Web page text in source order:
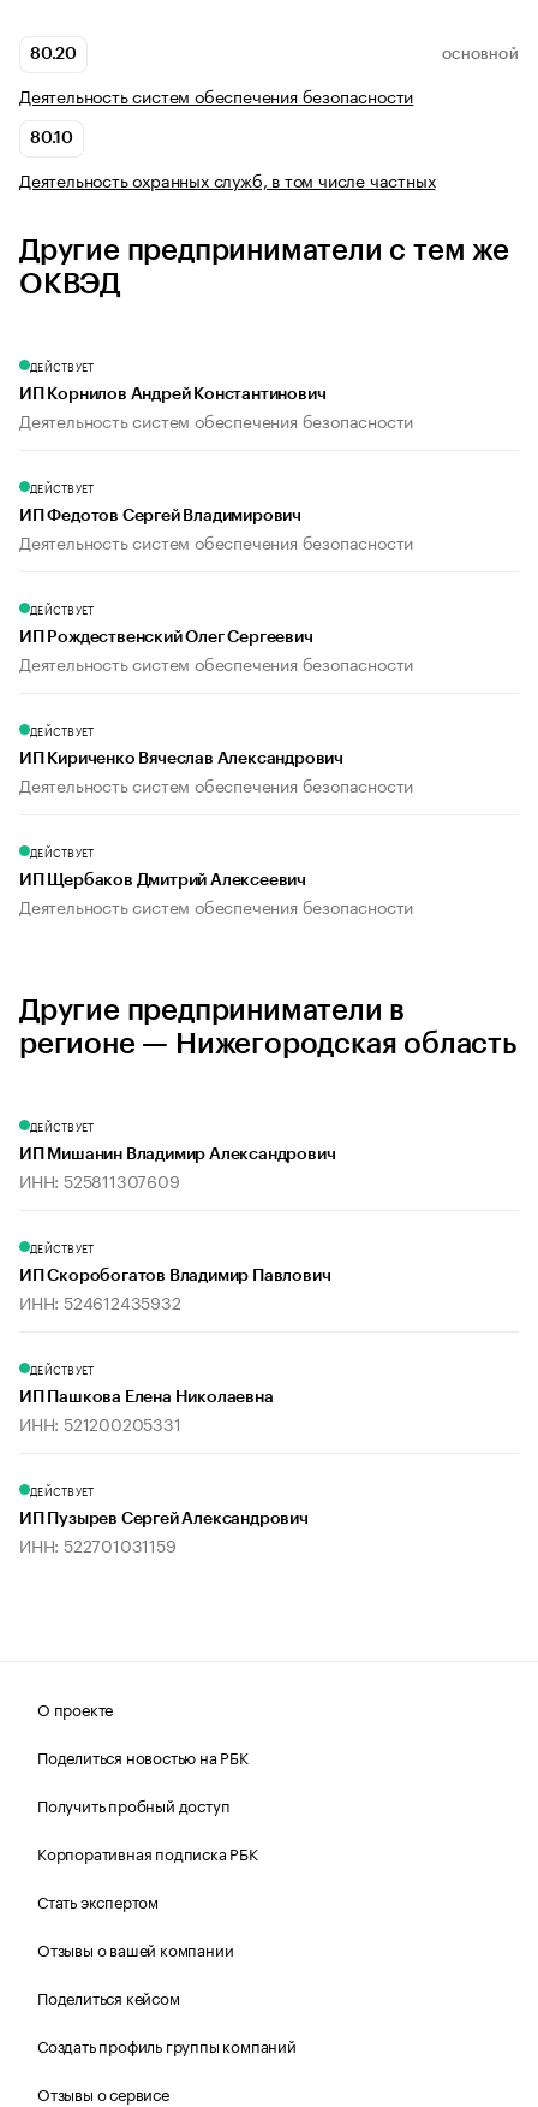
80.20 ОСНОВНОЙ
Деятельность систем обеспечения безопасности
80.10
Деятельность охранных служб, в том числе частных
Другие предприниматели с тем же
ОКВЭД
ДЕЙСТВУЕТ
ИП Корнилов Андрей Константинович
Деятельность систем обеспечения безопасности
ДЕЙСТВУЕТ
ИП Федотов Сергей Владимирович
Деятельность систем обеспечения безопасности
ДЕЙСТВУЕТ
ИП Рождественский Олег Сергеевич
Деятельность систем обеспечения безопасности
ДЕЙСТВУЕТ
ИП Кириченко Вячеслав Александрович
Деятельность систем обеспечения безопасности
ДЕЙСТВУЕТ
ИП Щербаков Дмитрий Алексеевич
Деятельность систем обеспечения безопасности
Другие предприниматели в
регионе — Нижегородская область
ДЕЙСТВУЕТ
ИП Мишанин Владимир Александрович
ИНН: 525811307609
ДЕЙСТВУЕТ
ИП Скоробогатов Владимир Павлович
ИНН: 524612435932
ДЕЙСТВУЕТ
ИП Пашкова Елена Николаевна
ИНН: 521200205331
ДЕЙСТВУЕТ
ИП Пузырев Сергей Александрович
ИНН: 522701031159
О проекте
Поделиться новостью на РБК
Получить пробный доступ
Корпоративная подписка РБК
Стать экспертом
Отзывы о вашей компании
Поделиться кейсом
Создать профиль группы компаний
Отзывы о сервисе